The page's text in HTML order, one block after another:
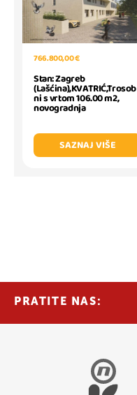
766.800,00 €
Stan: Zagreb
(Lašćina),KVATRIĆ,Trosob
ni s vrtom 106.00 m2,
novogradnja
SAZNAJ VIŠE
PRATITE NAS: